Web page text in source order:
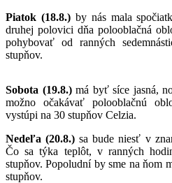
Piatok (18.8.) by nás mala
druhej polovici dňa polooblačná
pohybovať od ranných
stupňov.
Sobota (19.8.) má byť síce jasná,
možno očakávať polooblačnú
vystúpi na 30 stupňov Celzia.
Nedeľa (20.8.)sa bude niesť v
Čo sa týka teplôt, v ranných
stupňov. Popoludní by sme na ňom
stupňov.